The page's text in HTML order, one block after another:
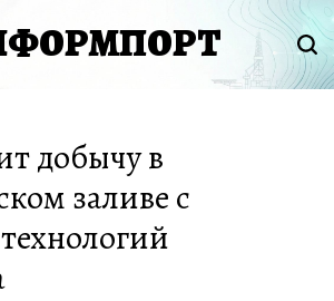
добычу в
заливе с